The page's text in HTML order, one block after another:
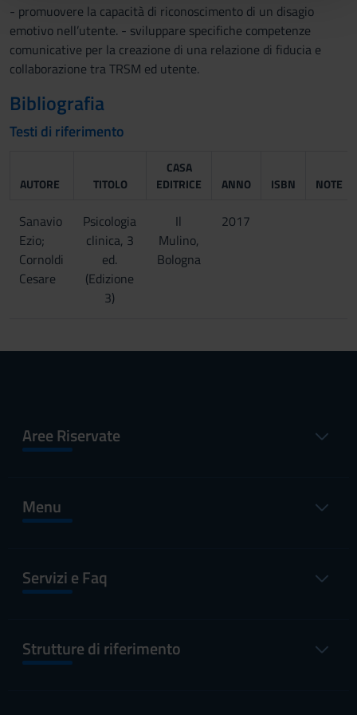
con altre informazioni che hai fornito loro o che hanno
raccolto dal tuo utilizzo dei loro servizi.
- promuovere la capacità di riconoscimento di un disagio
emotivo nell’utente. - sviluppare specifiche competenze
comunicative per la creazione di una relazione di fiducia e
collaborazione tra TRSM ed utente.
Bibliografia
Testi di riferimento
AUTORE TITOLO
CASA
EDITRICE
ANNO ISBN NOTE
Sanavio
Ezio;
Cornoldi
Cesare
Psicologia
clinica, 3
ed.
(Edizione
3)
Il
Mulino,
Bologna
2017
Aree Riservate
Menu
Servizi e Faq
Strutture di riferimento